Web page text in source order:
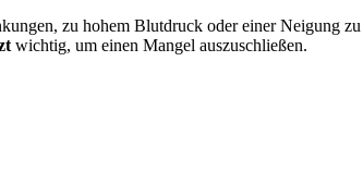
zu hohem Blutdruck oder einer Neigung
wichtig, um einen Mangel auszuschließen.